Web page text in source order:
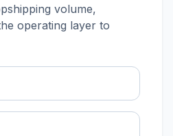
volume,
operating layer to